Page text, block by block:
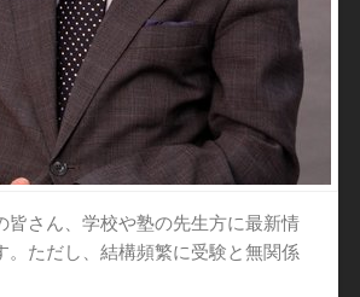
皆さん、学校や塾の先生方に最新情
。ただし、結構頻繁に受験と無関係